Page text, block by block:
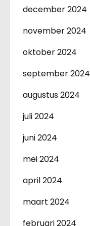
december 2024
november 2024
oktober 2024
september 2024
augustus 2024
juli 2024
juni 2024
mei 2024
april 2024
maart 2024
februari 2024